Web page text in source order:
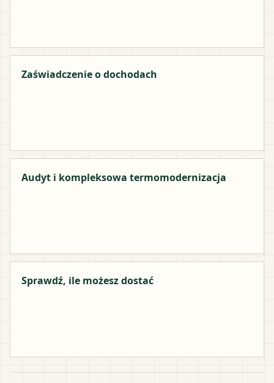
Zaświadczenie o dochodach
Audyt i kompleksowa termomodernizacja
Sprawdź, ile możesz dostać